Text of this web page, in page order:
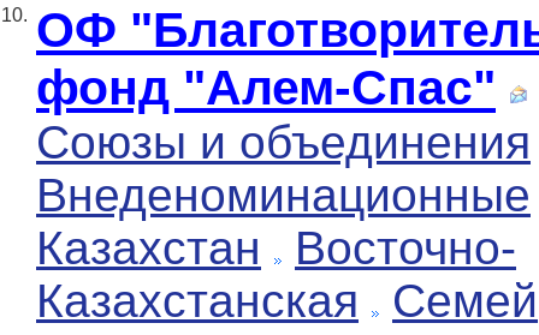
10. ОФ
фонд "Алем-Спас"
Союзы и объединения
Внеденоминационные
Казахстан
Восточно-
Казахстанская
Семей